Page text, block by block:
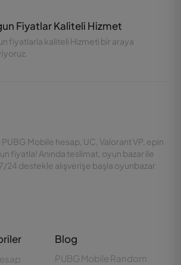
Fiyatlar Kaliteli Hizmet
fiyatlarla kaliteli Hizmeti bir araya
Mobile hesap, UC, Valorant VP, epin
fiyatla! Anında teslimat, oyun bazar ile
24 destekle alışverişe başla oyunbazar
Blog
PUBG Mobile Random